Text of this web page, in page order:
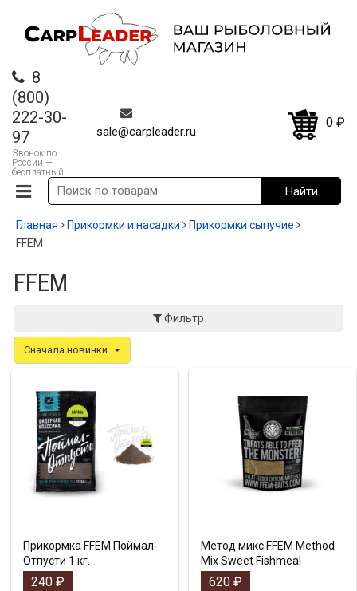
8
(800)
222-30-
97
Звонок по
России —
бесплатный
sale@carpleader.ru
0 ₽
Главная Прикормки и насадки
Прикормки сыпучие
FFEM
FFEM
Фильтр
Сначала новинки
Прикормка FFEM Поймал-
Отпусти 1 кг.
240 ₽
Метод микс FFEM Method
Mix Sweet Fishmeal
620 ₽